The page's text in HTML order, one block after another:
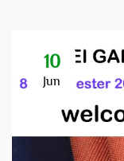
10
Jun